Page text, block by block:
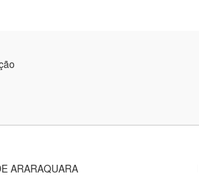
ARARAQUARA